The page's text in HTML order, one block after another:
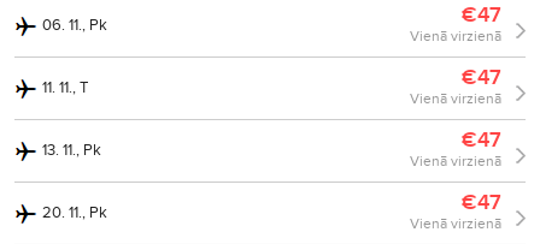
06. 11., Pk €47
Vienā virzienā
11. 11., T €47
Vienā virzienā
13. 11., Pk €47
Vienā virzienā
20. 11., Pk €47
Vienā virzienā